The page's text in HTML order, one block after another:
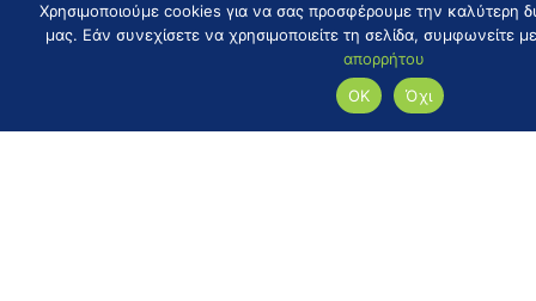
ΑΝΑΖΗΤΗΣΗ
Πολιτική για τα Cookies
Χρησιμοποιούμε cookies για να σας προσφέρουμε την καλύτερη
μας. Εάν συνεχίσετε να χρησιμοποιείτε τη σελίδα, συμφωνείτε
απορρήτου
ΟΚ
Όχι